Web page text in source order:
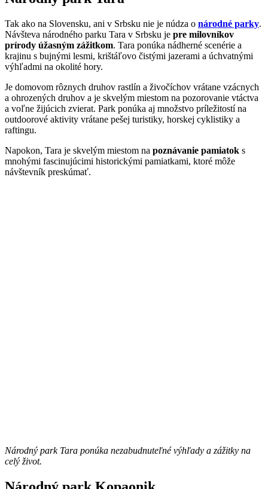
Tak ako na Slovensku, ani v Srbsku nie je núdza o národné parky.
Návšteva národného parku Tara v Srbsku je pre milovníkov
prírody úžasným zážitkom. Tara ponúka nádherné scenérie a
krajinu s bujnými lesmi, krištáľovo čistými jazerami a úchvatnými
výhľadmi na okolité hory.
Je domovom rôznych druhov rastlín a živočíchov vrátane vzácnych
a ohrozených druhov a je skvelým miestom na pozorovanie vtáctva
a voľne žijúcich zvierat. Park ponúka aj množstvo príležitostí na
outdoorové aktivity vrátane pešej turistiky, horskej cyklistiky a
raftingu.
Napokon, Tara je skvelým miestom na poznávanie pamiatok s
mnohými fascinujúcimi historickými pamiatkami, ktoré môže
návštevník preskúmať.
Národný park Tara ponúka nezabudnuteľné výhľady a zážitky na
celý život.